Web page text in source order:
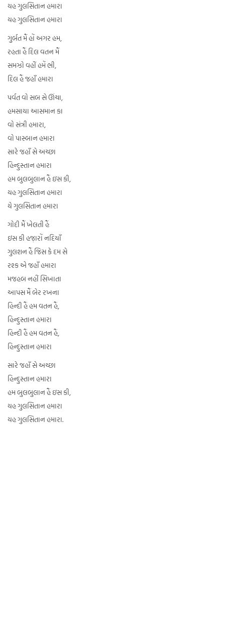
યહ ગુલસિતાન હમારા
યહ ગુલસિતાન હમારા
ગ઼ુર્બત મૈં હોં અગર હમ,
રહતા હૈં દિલ વતન મૈં
સમઝો વહીં હમેં ભી,
દિલ હૈં જહાઁ હમારા
પર્વત વો સબ સે ઊંચા,
હમસાયા આસમાન કા
વો સંત્રી હમારા,
વો પાસ્બાન હમારા
સારે જહાઁ સે અચ્છા
હિન્દુસ્તાન હમારા
હમ બુલબુલાન હૈં ઇસ કી,
યહ ગુલસિતાન હમારા
યે ગુલસિતાન હમારા
ગોદી મૈં ખેલતી હૈં
ઇસ કી હજ઼ારોં નદિયાઁ
ગુલશન હૈં જિસ કે દમ સે
રશ્ક એ જહાઁ હમારા
મજહબ નહીં સિખાતા
આપસ મૈં બેર રખના
હિન્દી હૈં હમ વતન હૈં,
હિન્દુસ્તાન હમારા
હિન્દી હૈં હમ વતન હૈં,
હિન્દુસ્તાન હમારા
સારે જહાઁ સે અચ્છા
હિન્દુસ્તાન હમારા
હમ બુલબુલાન હૈં ઇસ કી,
યહ ગુલસિતાન હમારા
યહ ગુલસિતાન હમારા.